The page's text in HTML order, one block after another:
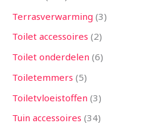
Terrasverwarming 3
Toilet accessoires 2
Toilet onderdelen 6
Toiletemmers 5
Toiletvloeistoffen 3
Tuin accessoires 34